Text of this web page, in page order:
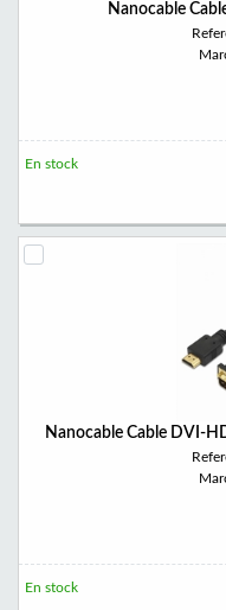
Nanocable
En stock
Nanocable Cable DVI-
En stock